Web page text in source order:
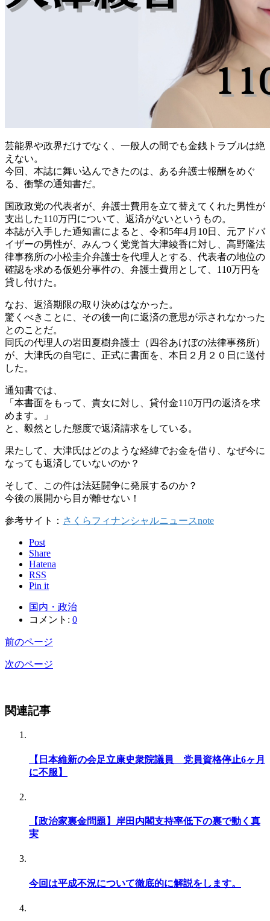
芸能界や政界だけでなく、一般人の間でも金銭トラブルは絶
えない。
今回、本誌に舞い込んできたのは、ある弁護士報酬をめぐ
る、衝撃の通知書だ。
国政政党の代表者が、弁護士費用を立て替えてくれた男性が
支出した110万円について、返済がないというもの。
本誌が入手した通知書によると、令和5年4月10日、元アドバ
イザーの男性が、みんつく党党首大津綾香に対し、高野隆法
律事務所の小松圭介弁護士を代理人とする、代表者の地位の
確認を求める仮処分事件の、弁護士費用として、110万円を
貸し付けた。
なお、返済期限の取り決めはなかった。
驚くべきことに、その後一向に返済の意思が示されなかった
とのことだ。
同氏の代理人の岩田夏樹弁護士（四谷あけぼの法律事務所）
が、大津氏の自宅に、正式に書面を、本日２月２０日に送付
した。
通知書では、
「本書面をもって、貴女に対し、貸付金110万円の返済を求
めます。」
と、毅然とした態度で返済請求をしている。
果たして、大津氏はどのような経緯でお金を借り、なぜ今に
なっても返済していないのか？
そして、この件は法廷闘争に発展するのか？
今後の展開から目が離せない！
参考サイト： さくらフィナンシャルニュースnote
Post
Share
Hatena
RSS
Pin it
国内・政治
コメント: 0
前のページ
次のページ
関連記事
【日本維新の会足立康史衆院議員 党員資格停止6ヶ月
に不服】
【政治家裏金問題】岸田内閣支持率低下の裏で動く真
実
今回は平成不況について徹底的に解説をします。